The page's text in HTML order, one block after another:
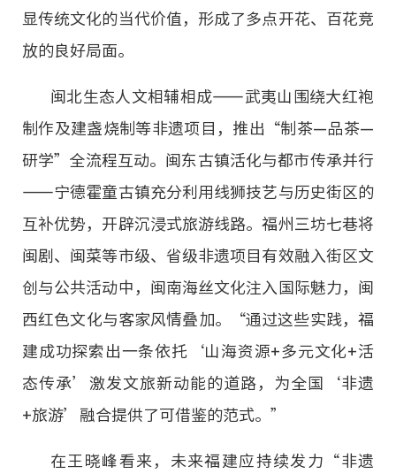
显传统文化的当代价值，形成了多点开花、百花竞
放的良好局面。
闽北生态人文相辅相成——武夷山围绕大红袍
制作及建盏烧制等非遗项目，推出“制茶—品茶—
研学”全流程互动。闽东古镇活化与都市传承并行
——宁德霍童古镇充分利用线狮技艺与历史街区的
互补优势，开辟沉浸式旅游线路。福州三坊七巷将
闽剧、闽菜等市级、省级非遗项目有效融入街区文
创与公共活动中，闽南海丝文化注入国际魅力，闽
西红色文化与客家风情叠加。“通过这些实践，福
建成功探索出一条依托‘山海资源+多元文化+活
态传承’激发文旅新动能的道路，为全国‘非遗
+旅游’融合提供了可借鉴的范式。”
在王晓峰看来，未来福建应持续发力“非遗